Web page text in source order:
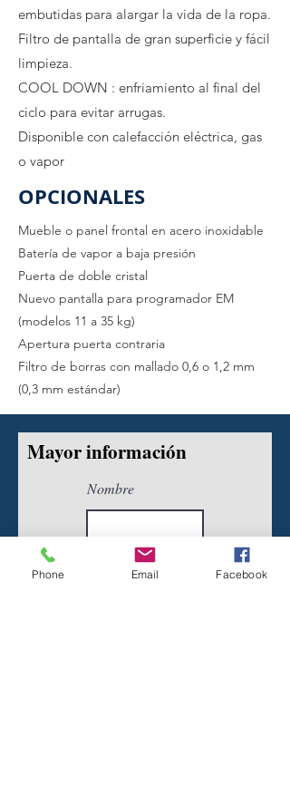
embutidas para alargar la vida de la ropa.
Filtro de pantalla de gran superficie y fácil
limpieza.
COOL DOWN : enfriamiento al final del
ciclo para evitar arrugas.
Disponible con calefacción eléctrica, gas
o vapor
OPCIONALES
Mueble o panel frontal en acero inoxidable
Batería de vapor a baja presión
Puerta de doble cristal
Nuevo pantalla para programador EM
(modelos 11 a 35 kg)
Apertura puerta contraria
Filtro de borras con mallado 0,6 o 1,2 mm
(0,3 mm estándar)
Mayor información
Nombre
Teléfono
Phone Email Facebook